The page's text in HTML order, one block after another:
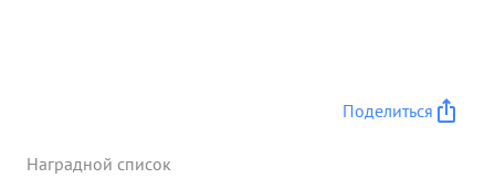
Поделиться
Наградной список